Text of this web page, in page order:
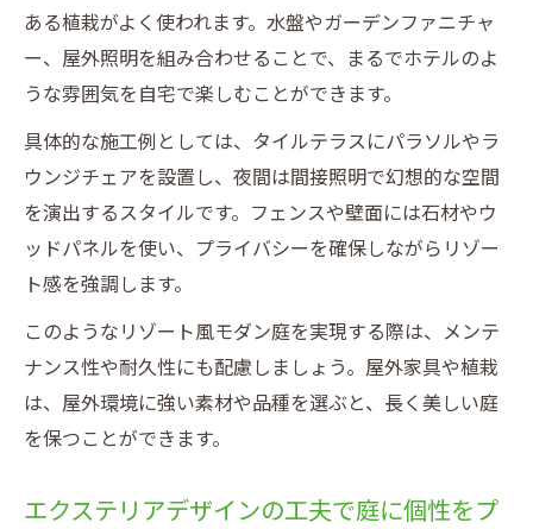
ある植栽がよく使われます。水盤やガーデンファニチャ
ー、屋外照明を組み合わせることで、まるでホテルのよ
うな雰囲気を自宅で楽しむことができます。
具体的な施工例としては、タイルテラスにパラソルやラ
ウンジチェアを設置し、夜間は間接照明で幻想的な空間
を演出するスタイルです。フェンスや壁面には石材やウ
ッドパネルを使い、プライバシーを確保しながらリゾー
ト感を強調します。
このようなリゾート風モダン庭を実現する際は、メンテ
ナンス性や耐久性にも配慮しましょう。屋外家具や植栽
は、屋外環境に強い素材や品種を選ぶと、長く美しい庭
を保つことができます。
エクステリアデザインの工夫で庭に個性をプ